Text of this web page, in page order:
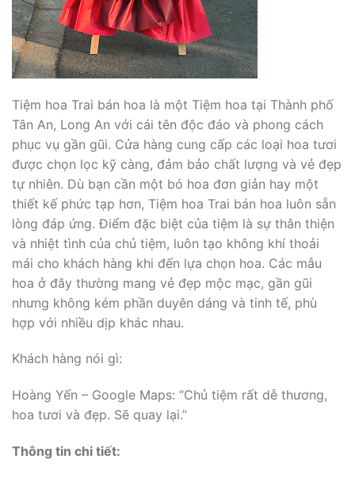
Tiệm hoa Trai bán hoa là một Tiệm hoa tại Thành phố
Tân An, Long An với cái tên độc đáo và phong cách
phục vụ gần gũi. Cửa hàng cung cấp các loại hoa tươi
được chọn lọc kỹ càng, đảm bảo chất lượng và vẻ đẹp
tự nhiên. Dù bạn cần một bó hoa đơn giản hay một
thiết kế phức tạp hơn, Tiệm hoa Trai bán hoa luôn sẵn
lòng đáp ứng. Điểm đặc biệt của tiệm là sự thân thiện
và nhiệt tình của chủ tiệm, luôn tạo không khí thoải
mái cho khách hàng khi đến lựa chọn hoa. Các mẫu
hoa ở đây thường mang vẻ đẹp mộc mạc, gần gũi
nhưng không kém phần duyên dáng và tinh tế, phù
hợp với nhiều dịp khác nhau.
Khách hàng nói gì:
Hoàng Yến – Google Maps: “Chủ tiệm rất dễ thương,
hoa tươi và đẹp. Sẽ quay lại.”
Thông tin chi tiết: